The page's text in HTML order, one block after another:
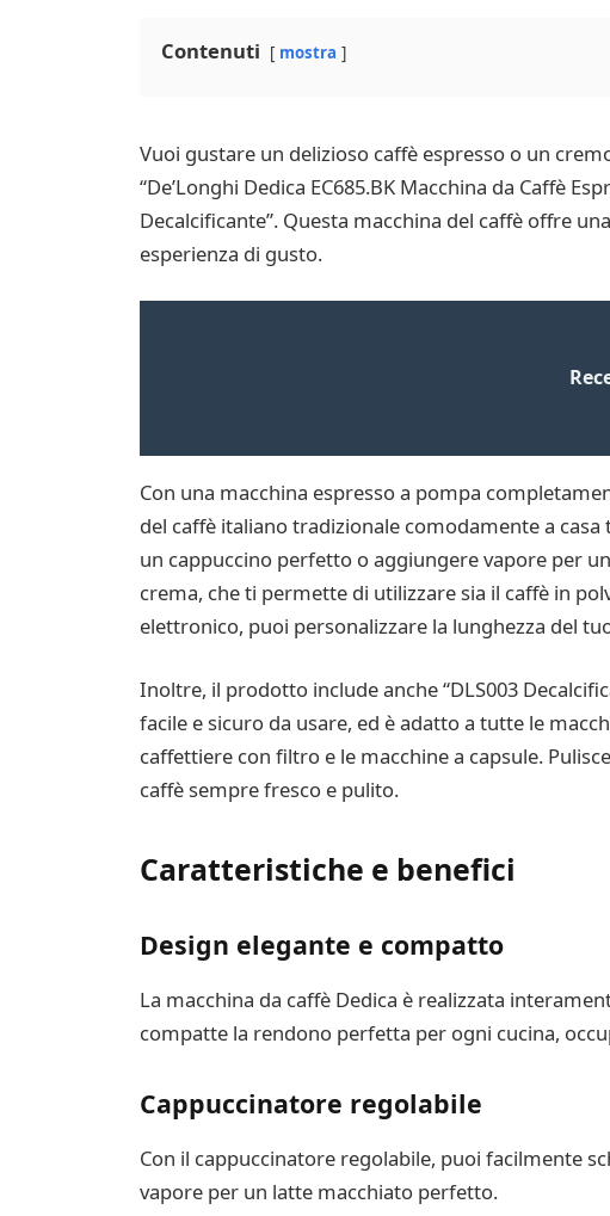
Contenuti mostra
Vuoi gustare un delizioso caffè espresso o un
“De’Longhi Dedica EC685.BK Macchina da Caffè
Decalcificante”. Questa macchina del caffè offre
esperienza di gusto.
Con una macchina espresso a pompa
del caffè italiano tradizionale comodamente a
un cappuccino perfetto o aggiungere vapore per
crema, che ti permette di utilizzare sia il caffè in
elettronico, puoi personalizzare la lunghezza del
Inoltre, il prodotto include anche “DLS003
facile e sicuro da usare, ed è adatto a tutte le
caffettiere con filtro e le macchine a capsule.
caffè sempre fresco e pulito.
Caratteristiche e benefici
Design elegante e compatto
La macchina da caffè Dedica è realizzata
compatte la rendono perfetta per ogni cucina,
Cappuccinatore regolabile
Con il cappuccinatore regolabile, puoi facilmente
vapore per un latte macchiato perfetto.